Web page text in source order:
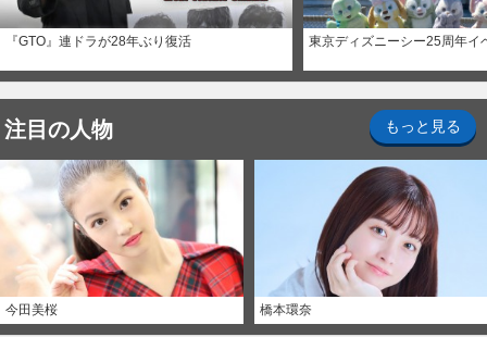
『GTO』連ドラが28年ぶり復活 東京ディズニーシー25周年イ
注目の人物 もっと見る
今田美桜 橋本環奈